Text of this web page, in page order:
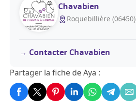
Chavabien
Roquebillière (06450)
Contacter Chavabien
Partager la fiche de Aya :